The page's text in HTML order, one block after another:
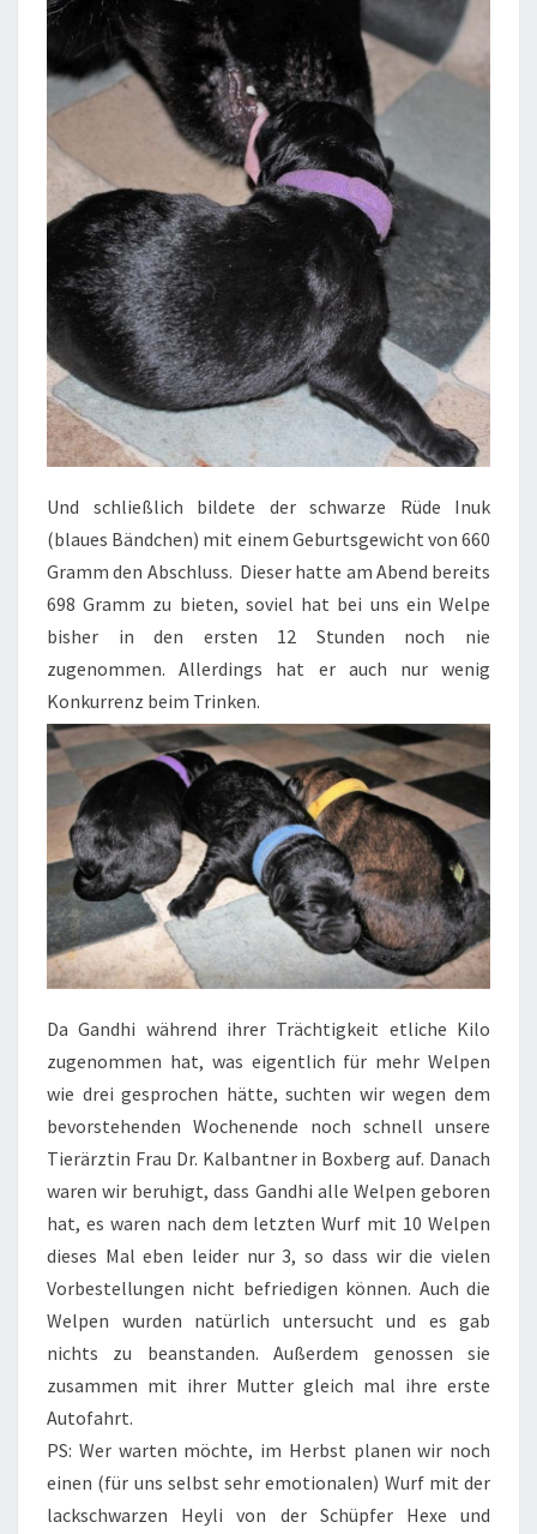
Und schließlich bildete der schwarze Rüde Inuk
(blaues Bändchen) mit einem Geburtsgewicht von 660
Gramm den Abschluss. Dieser hatte am Abend bereits
698 Gramm zu bieten, soviel hat bei uns ein Welpe
bisher in den ersten 12 Stunden noch nie
zugenommen. Allerdings hat er auch nur wenig
Konkurrenz beim Trinken.
Da Gandhi während ihrer Trächtigkeit etliche Kilo
zugenommen hat, was eigentlich für mehr Welpen
wie drei gesprochen hätte, suchten wir wegen dem
bevorstehenden Wochenende noch schnell unsere
Tierärztin Frau Dr. Kalbantner in Boxberg auf. Danach
waren wir beruhigt, dass Gandhi alle Welpen geboren
hat, es waren nach dem letzten Wurf mit 10 Welpen
dieses Mal eben leider nur 3, so dass wir die vielen
Vorbestellungen nicht befriedigen können. Auch die
Welpen wurden natürlich untersucht und es gab
nichts zu beanstanden. Außerdem genossen sie
zusammen mit ihrer Mutter gleich mal ihre erste
Autofahrt.
PS: Wer warten möchte, im Herbst planen wir noch
einen (für uns selbst sehr emotionalen) Wurf mit der
lackschwarzen Heyli von der Schüpfer Hexe und